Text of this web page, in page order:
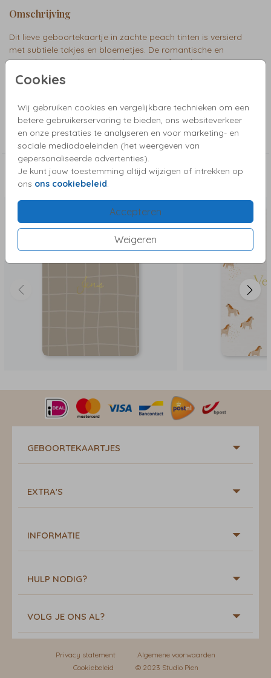
Cookies
Wij gebruiken cookies en vergelijkbare technieken om een
betere gebruikerservaring te bieden, ons websiteverkeer
en onze prestaties te analyseren en voor marketing- en
sociale mediadoeleinden (het weergeven van
gepersonaliseerde advertenties).
Je kunt jouw toestemming altijd wijzigen of intrekken op
ons ons cookiebeleid.
Accepteren
Weigeren
Omschrijving
Dit lieve geboortekaartje in zachte peach tinten is versierd
met subtiele takjes en bloemetjes. De romantische en
natuurlijke uitstraling maakt het een perfecte keuze voor
een warme geboorteaankondiging. Faye
Collectie
Foliekaartjes
Deze kaartjes vind je misschien ook leuk
GEBOORTEKAARTJES
EXTRA'S
INFORMATIE
HULP NODIG?
VOLG JE ONS AL?
Privacy statement
Algemene voorwaarden
Cookiebeleid
© 2023 Studio Pien